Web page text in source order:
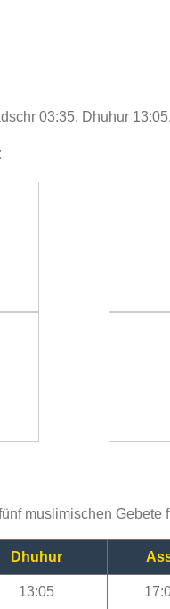
03:35, Dhuhur
muslimischen Gebete
Dhuhur
13:05